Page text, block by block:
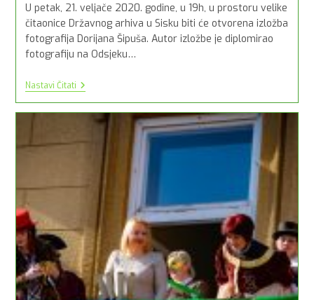
U petak, 21. veljače 2020. godine, u 19h, u prostoru velike
čitaonice Državnog arhiva u Sisku biti će otvorena izložba
fotografija Dorijana Šipuša. Autor izložbe je diplomirao
fotografiju na Odsjeku…
Nastavi ČitatiIzložba
Fotografija
Dorijana
Šipuša